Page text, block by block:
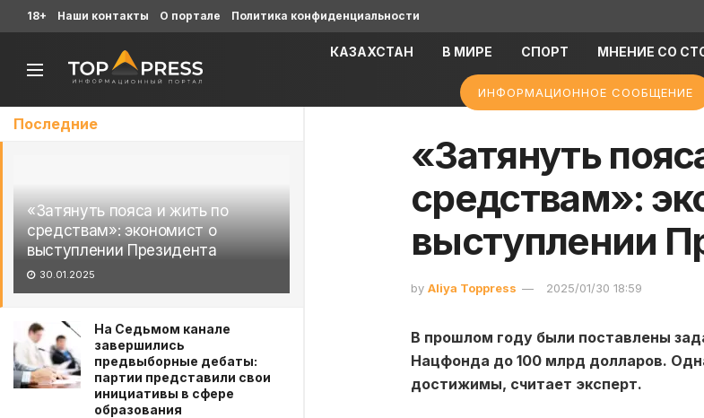
Последние
«Затянуть пояса и жить по
средствам»: экономист о
выступлении Президента
30.01.2025
На Седьмом канале
завершились
предвыборные дебаты:
партии представили свои
инициативы в сфере
образования
18+ Наши контакты О портале Политика конфиденциальности
КАЗАХСТАН В МИРЕ СПОРТ МНЕНИЕ СО
ИНФОРМАЦИОННОЕ СООБЩЕНИЕ
«Затянуть
средствам»:
выступлении
by Aliya Toppress 2025/01/30 18:59
В прошлом году были поставлены
Нацфонда до 100 млрд долларов.
достижимы, считает эксперт.